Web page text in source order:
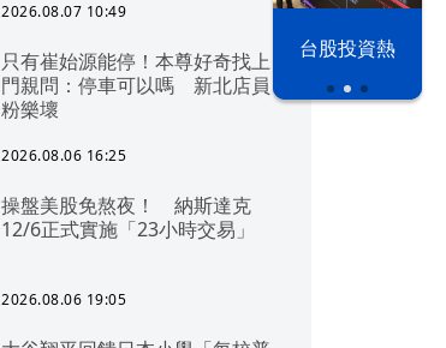
漢光42演習 台股投資熱
2026.08.07 10:49
只有崔始源能停！本尊好奇找上
門親問：停車可以嗎 新北店員
粉樂壞
2026.08.06 16:25
操盤美股免熬夜！ 納斯達克
12/6正式實施「23小時交易」
2026.08.06 19:05